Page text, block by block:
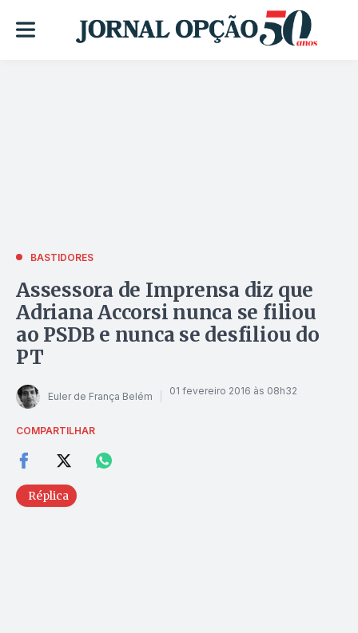
BASTIDORES
Assessora de Imprensa diz que
Adriana Accorsi nunca se filiou
ao PSDB e nunca se desfiliou do
PT
Euler de França Belém 01 fevereiro 2016 às 08h32
COMPARTILHAR
Réplica